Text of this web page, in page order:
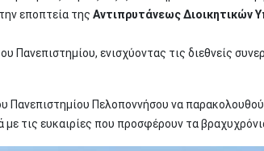
εποπτεία της Αντιπρυτάνεως Διοικητικών
Πανεπιστημίου, ενισχύοντας τις διεθνείς
Πανεπιστημίου Πελοποννήσου να
με τις ευκαιρίες που προσφέρουν τα